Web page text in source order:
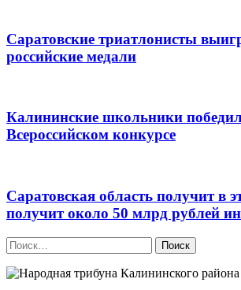
Саратовские триатлонисты
российские медали
Калининские школьники
Всероссийском конкурсе
Саратовская область получит в
получит около 50 млрд рублей
Найти: